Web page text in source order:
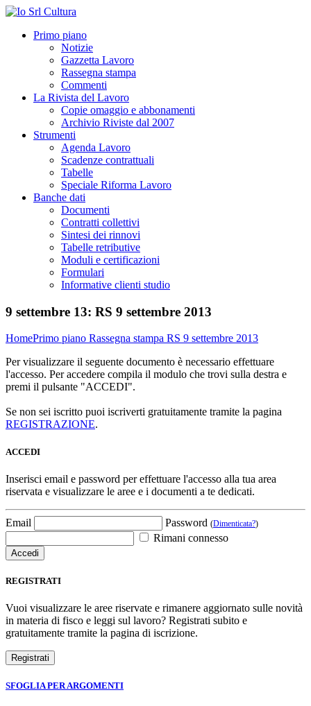
Primo piano
Notizie
Gazzetta Lavoro
Rassegna stampa
Commenti
La Rivista del Lavoro
Copie omaggio e abbonamenti
Archivio Riviste dal 2007
Strumenti
Agenda Lavoro
Scadenze contrattuali
Tabelle
Speciale Riforma Lavoro
Banche dati
Documenti
Contratti collettivi
Sintesi dei rinnovi
Tabelle retributive
Moduli e certificazioni
Formulari
Informative clienti studio
9 settembre 13: RS 9 settembre 2013
HomePrimo piano Rassegna stampa RS 9 settembre 2013
Per visualizzare il seguente documento è necessario effettuare
l'accesso. Per accedere compila il modulo che trovi sulla destra e
premi il pulsante "ACCEDI".
Se non sei iscritto puoi iscriverti gratuitamente tramite la pagina
REGISTRAZIONE.
ACCEDI
Inserisci email e password per effettuare l'accesso alla tua area
riservata e visualizzare le aree e i documenti a te dedicati.
Email Password (Dimenticata?)
Rimani connesso
REGISTRATI
Vuoi visualizzare le aree riservate e rimanere aggiornato sulle novità
in materia di fisco e leggi sul lavoro? Registrati subito e
gratuitamente tramite la pagina di iscrizione.
SFOGLIA PER ARGOMENTI